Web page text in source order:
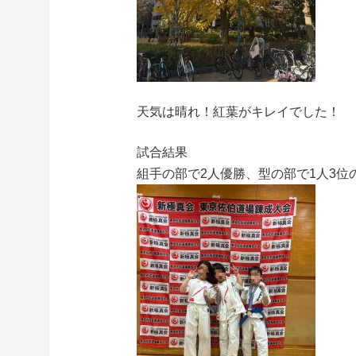
天気は晴れ！紅葉がキレイでした！
試合結果
組手の部で2人優勝、型の部で1人3位